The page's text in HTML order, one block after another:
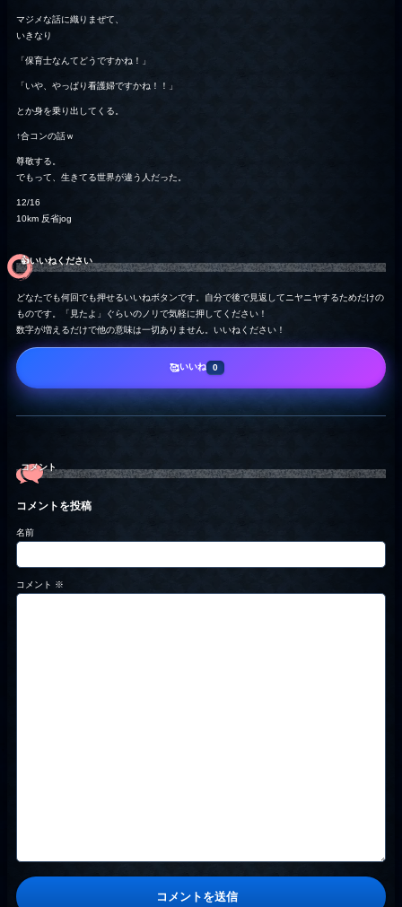
マジメな話に織りまぜて、
いきなり
「保育士なんてどうですかね！」
「いや、やっぱり看護婦ですかね！！」
とか身を乗り出してくる。
↑合コンの話ｗ
尊敬する。
でもって、生きてる世界が違う人だった。
12/16
10km 反省jog
👍️いいねください
どなたでも何回でも押せるいいねボタンです。自分で後で見返してニヤニヤするためだけの
ものです。「見たよ」ぐらいのノリで気軽に押してください！
数字が増えるだけで他の意味は一切ありません。いいねください！
🥰いいね 0
コメント
コメントを投稿
名前
コメント ※